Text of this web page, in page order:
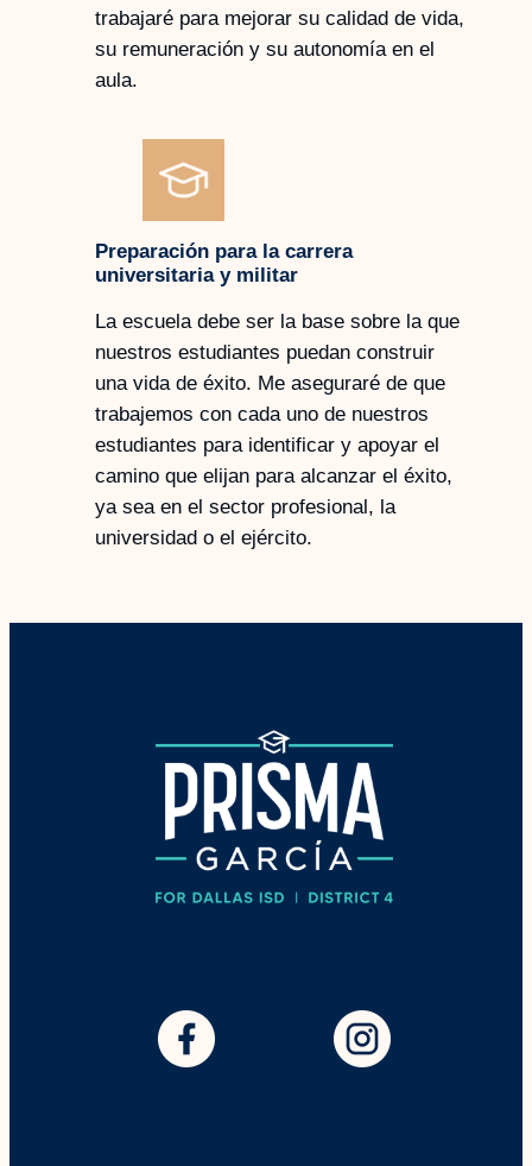
trabajaré para mejorar su calidad de vida,
su remuneración y su autonomía en el
aula.
Preparación para la carrera
universitaria y militar
La escuela debe ser la base sobre la que
nuestros estudiantes puedan construir
una vida de éxito. Me aseguraré de que
trabajemos con cada uno de nuestros
estudiantes para identificar y apoyar el
camino que elijan para alcanzar el éxito,
ya sea en el sector profesional, la
universidad o el ejército.